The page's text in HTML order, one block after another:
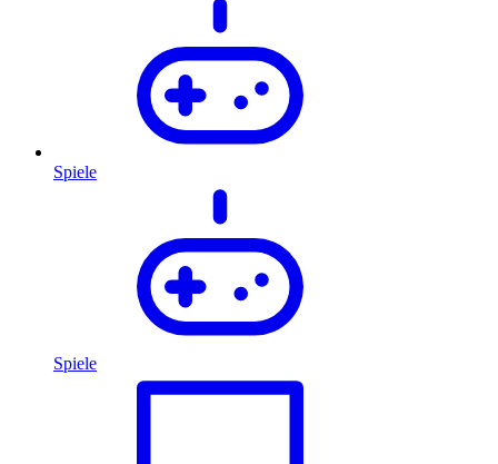
Spiele
Spiele